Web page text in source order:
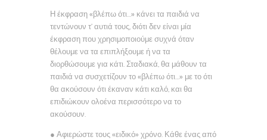
Η έκφραση «βλέπω ότι…» κάνει τα παιδιά να
τεντώνουν τ’ αυτιά τους, διότι δεν είναι μία
έκφραση που χρησιμοποιούμε συχνά όταν
θέλουμε να τα επιπλήξουμε ή να τα
διορθώσουμε για κάτι. Σταδιακά, θα μάθουν τα
παιδιά να συσχετίζουν το «βλέπω ότι…» με το ότι
θα ακούσουν ότι έκαναν κάτι καλό, και θα
επιδιώκουν ολοένα περισσότερο να το
ακούσουν.
● Αφιερώστε τους «ειδικό» χρόνο. Κάθε ένας από